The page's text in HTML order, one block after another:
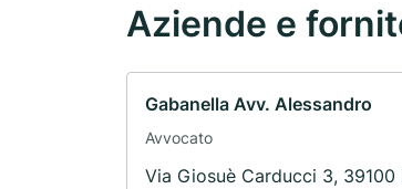
Aziende e
Gabanella Avv. Alessandro
Avvocato
Via Giosuè Carducci 3, 39100